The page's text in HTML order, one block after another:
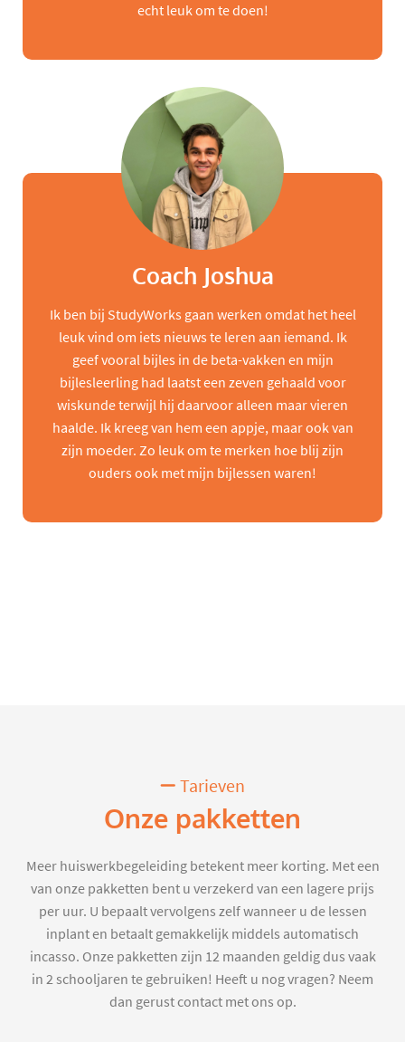
echt leuk om te doen!
Coach Joshua
Ik ben bij StudyWorks gaan werken omdat het heel
leuk vind om iets nieuws te leren aan iemand. Ik
geef vooral bijles in de beta-vakken en mijn
bijlesleerling had laatst een zeven gehaald voor
wiskunde terwijl hij daarvoor alleen maar vieren
haalde. Ik kreeg van hem een appje, maar ook van
zijn moeder. Zo leuk om te merken hoe blij zijn
ouders ook met mijn bijlessen waren!
Tarieven
Onze pakketten
Meer huiswerkbegeleiding betekent meer korting. Met een
van onze pakketten bent u verzekerd van een lagere prijs
per uur. U bepaalt vervolgens zelf wanneer u de lessen
inplant en betaalt gemakkelijk middels automatisch
incasso. Onze pakketten zijn 12 maanden geldig dus vaak
in 2 schooljaren te gebruiken! Heeft u nog vragen? Neem
dan gerust contact met ons op.